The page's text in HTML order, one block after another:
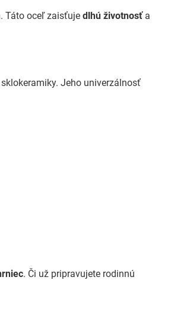
Táto oceľ zaisťujedlhú životnosťa
Jeho univerzálnosť
. Či už pripravujete rodinnú